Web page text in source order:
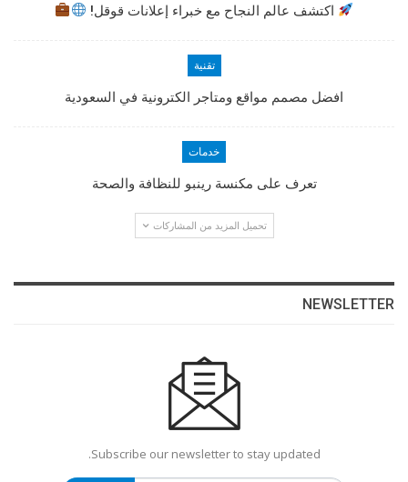
اكتشف عالم النجاح مع خبراء إعلانات قوقل!
تقنية
افضل مصمم مواقع ومتاجر الكترونية في السعودية
خدمات
تعرف على مكنسة رينبو للنظافة والصحة
تحميل المزيد من المشاركات
NEWSLETTER
Subscribe our newsletter to stay updated.